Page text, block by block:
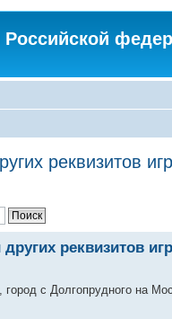
реквизитов
реквизитов
с Долгопрудного на